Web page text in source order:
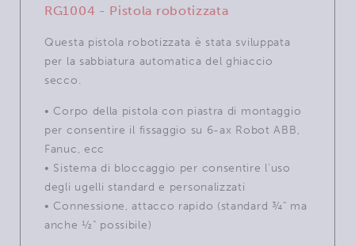
RG1004 - Pistola robotizzata
Questa pistola robotizzata è stata sviluppata
per la sabbiatura automatica del ghiaccio
secco.
• Corpo della pistola con piastra di montaggio
per consentire il fissaggio su 6-ax Robot ABB,
Fanuc, ecc
• Sistema di bloccaggio per consentire l'uso
degli ugelli standard e personalizzati
• Connessione, attacco rapido (standard ¾" ma
anche ½" possibile)